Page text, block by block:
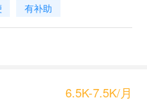
有补助
6.5K-7.5K/月